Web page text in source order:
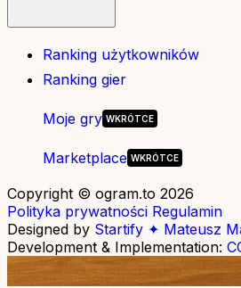
Ranking użytkowników
Ranking gier
Moje gry
Marketplace
Copyright © ogram.to 2026
Polityka prywatności Regulamin
Designed by Startify ✦ Mateusz
Development & Implementation: